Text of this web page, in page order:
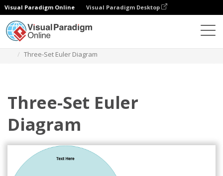
Visual Paradigm Online Visual Paradigm Desktop
Three-Set Euler Diagram
Three-Set Euler
Diagram